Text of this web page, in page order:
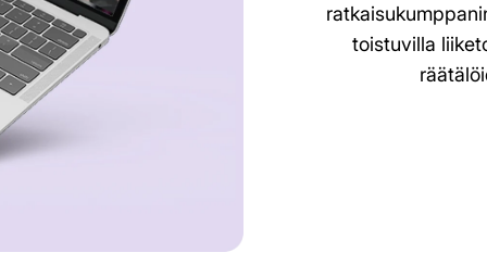
toistuvilla